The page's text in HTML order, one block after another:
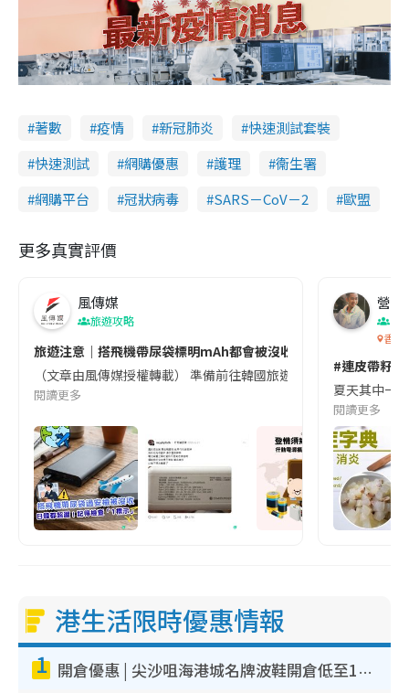
著數 疫情 新冠肺炎
快速測試套裝
快速測試
網購優惠 護理
衞生署
網購平台
冠狀病毒 SARS－CoV－2 歐盟
更多真實評價
風傳媒
旅遊攻略
旅遊注意｜搭飛機帶尿袋標明mAh都會被沒收😱出發前切記檢查
（文章由風傳媒授權轉載） 準備前往韓國旅遊的民眾，近期要
閱讀更多
營養
香港
#連皮帶籽
夏天其中一
閱讀更多
港生活限時優惠情報
1 開倉優惠 | 尖沙咀海港城名牌波鞋開倉低至1折！On鞋$899起／Joy&Peace鞋履$98起